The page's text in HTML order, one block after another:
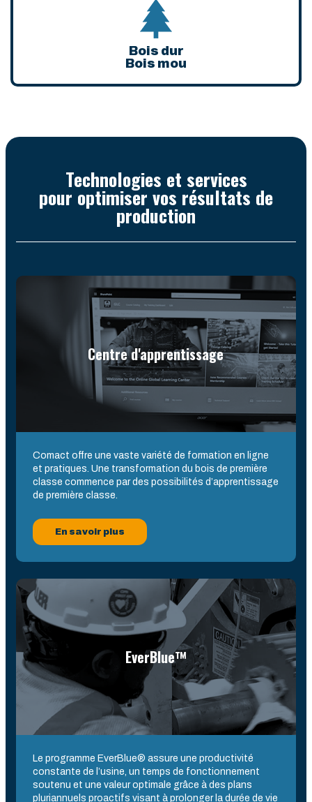
Bois dur
Bois mou
Technologies et services
pour optimiser vos résultats de
production
Centre d'apprentissage
Comact offre une vaste variété de formation en ligne
et pratiques. Une transformation du bois de première
classe commence par des possibilités d’apprentissage
de première classe.
En savoir plus
EverBlue™
Le programme EverBlue® assure une productivité
constante de l’usine, un temps de fonctionnement
soutenu et une valeur optimale grâce à des plans
pluriannuels proactifs visant à prolonger la durée de vie